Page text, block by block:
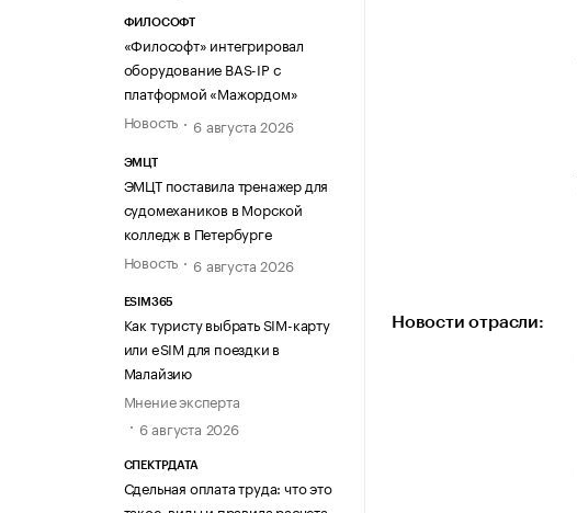
ФИЛОСОФТ
«Философт» интегрировал
оборудование BAS-IP с
платформой «Мажордом»
Новость
6 августа 2026
ЭМЦТ
ЭМЦТ поставила тренажер для
судомехаников в Морской
колледж в Петербурге
Новость
6 августа 2026
ESIM365
Как туристу выбрать SIM-карту
или eSIM для поездки в
Малайзию
Мнение эксперта
6 августа 2026
СПЕКТРДАТА
Сдельная оплата труда: что это
Новости отрасли: